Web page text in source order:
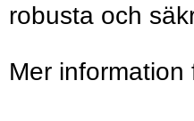
robusta och
Mer information